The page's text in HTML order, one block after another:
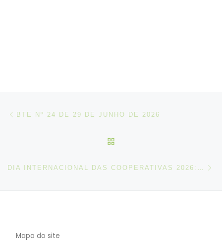
Post navigation
BTE Nº 24 DE 29 DE JUNHO DE 2026
Mapa do site